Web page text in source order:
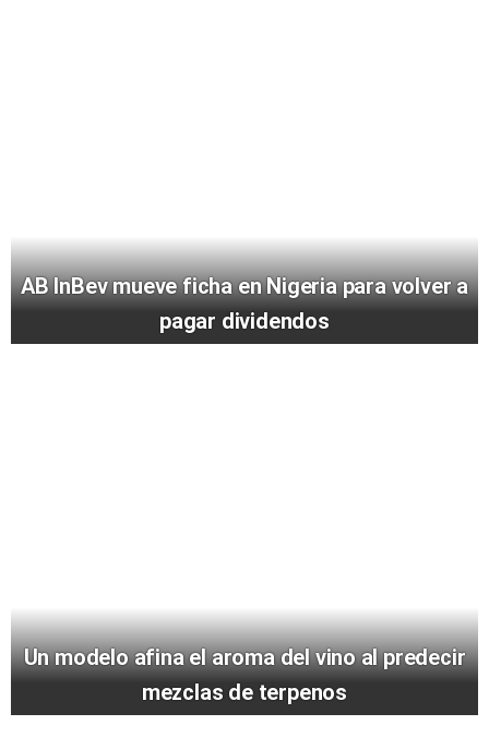
AB InBev mueve ficha en Nigeria para volver a
pagar dividendos
Un modelo afina el aroma del vino al predecir
mezclas de terpenos